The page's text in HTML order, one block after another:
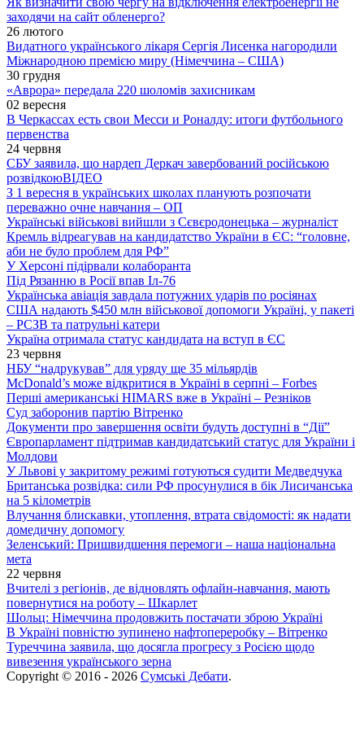
заходячи на сайт обленерго?
26 лютого
Видатного українського лікаря Сергія Лисенка нагородили
Міжнародною премією миру (Німеччина – США)
30 грудня
«Аврора» передала 220 шоломів захисникам
02 вересня
В Черкассах есть свои Месси и Роналду: итоги футбольного
первенства
24 червня
СБУ заявила, що нардеп Деркач завербований російською
розвідкоюВІДЕО
З 1 вересня в українських школах планують розпочати
переважно очне навчання – ОП
Українські військові вийшли з Сєвєродонецька – журналіст
Кремль відреагував на кандидатство України в ЄС: “головне,
аби не було проблем для РФ”
У Херсоні підірвали колаборанта
Під Рязанню в Росії впав Іл-76
Українська авіація завдала потужних ударів по росіянах
США надають $450 млн військової допомоги Україні, у пакеті
– РСЗВ та патрульні катери
Україна отримала статус кандидата на вступ в ЄС
23 червня
НБУ “надрукував” для уряду ще 35 мільярдів
McDonald’s може відкритися в Україні в серпні – Forbes
Перші американські HIMARS вже в Україні – Резніков
Суд заборонив партію Вітренко
Документи про завершення освіти будуть доступні в “Дії”
Європарламент підтримав кандидатський статус для України і
Молдови
У Львові у закритому режимі готуються судити Медведчука
Британська розвідка: сили РФ просунулися в бік Лисичанська
на 5 кілометрів
Влучання блискавки, утоплення, втрата свідомості: як надати
домедичну допомогу
Зеленський: Пришвидшення перемоги – наша національна
мета
22 червня
Вчителі з регіонів, де відновлять офлайн-навчання, мають
повернутися на роботу – Шкарлет
Шольц: Німеччина продовжить постачати зброю Україні
В Україні повністю зупинено нафтопереробку – Вітренко
Туреччина заявила, що досягла прогресу з Росією щодо
вивезення українського зерна
Copyright © 2016 - 2026 Сумські Дебати.